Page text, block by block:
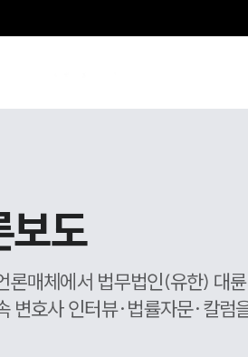
보도
론매체에서 법무법인(유한) 대
변호사 인터뷰·법률자문·칼럼